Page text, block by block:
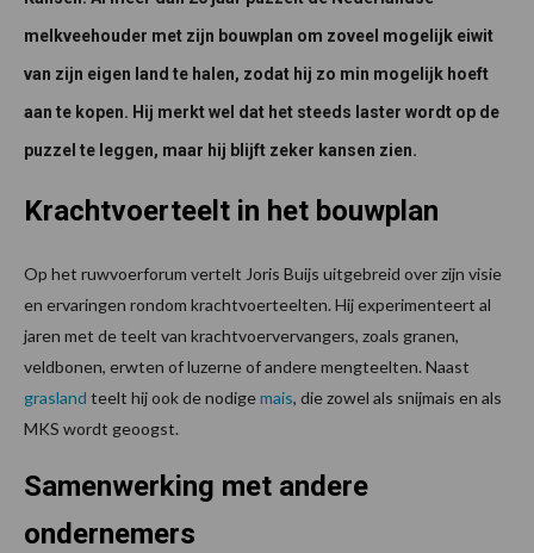
melkveehouder met zijn bouwplan om zoveel mogelijk eiwit
van zijn eigen land te halen, zodat hij zo min mogelijk hoeft
aan te kopen. Hij merkt wel dat het steeds laster wordt op de
puzzel te leggen, maar hij blijft zeker kansen zien.
Krachtvoerteelt in het bouwplan
Op het ruwvoerforum vertelt Joris Buijs uitgebreid over zijn visie
en ervaringen rondom krachtvoerteelten. Hij experimenteert al
jaren met de teelt van krachtvoervervangers, zoals granen,
veldbonen, erwten of luzerne of andere mengteelten. Naast
grasland teelt hij ook de nodigemais, die zowel als snijmais en als
MKS wordt geoogst.
Samenwerking met andere
ondernemers